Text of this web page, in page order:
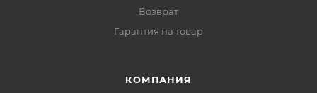
Возврат
Гарантия на товар
КОМПАНИЯ